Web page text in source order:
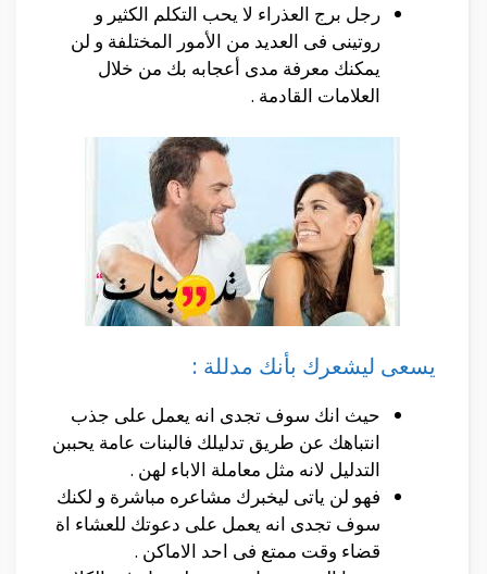
رجل برج العذراء لا يحب التكلم الكثير و
روتينى فى العديد من الأمور المختلفة و لن
يمكنك معرفة مدى أعجابه بك من خلال
العلامات القادمة .
يسعى ليشعرك بأنك مدللة :
حيث انك سوف تجدى انه يعمل على جذب
انتباهك عن طريق تدليلك فالبنات عامة يحببن
التدليل لانه مثل معاملة الاباء لهن .
فهو لن ياتى ليخبرك مشاعره مباشرة و لكنك
سوف تجدى انه يعمل على دعوتك للعشاء اة
قضاء وقت ممتع فى احد الاماكن .